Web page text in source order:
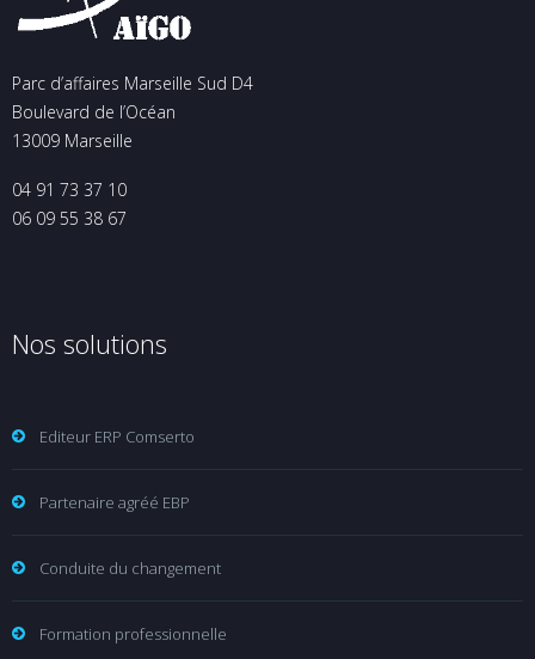
Parc d’affaires Marseille Sud D4
Boulevard de l’Océan
13009 Marseille
04 91 73 37 10
06 09 55 38 67
Nos solutions
Editeur ERP Comserto
Partenaire agréé EBP
Conduite du changement
Formation professionnelle